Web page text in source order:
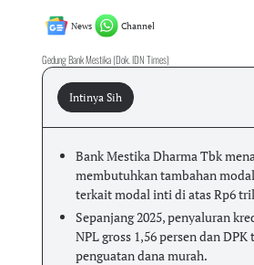
News Channel
Gedung Bank Mestika (Dok. IDN Times)
Intinya Sih
Bank Mestika Dharma Tbk
membutuhkan tambahan
terkait modal inti di atas Rp6
Sepanjang 2025, penyaluran
NPL gross 1,56 persen dan
penguatan dana murah.